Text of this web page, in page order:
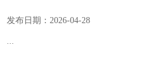
发布日期：2026-04-28